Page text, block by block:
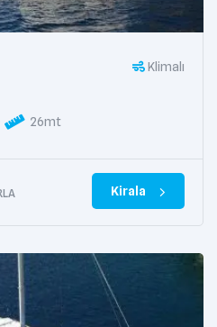
Klimalı
26mt
Kirala